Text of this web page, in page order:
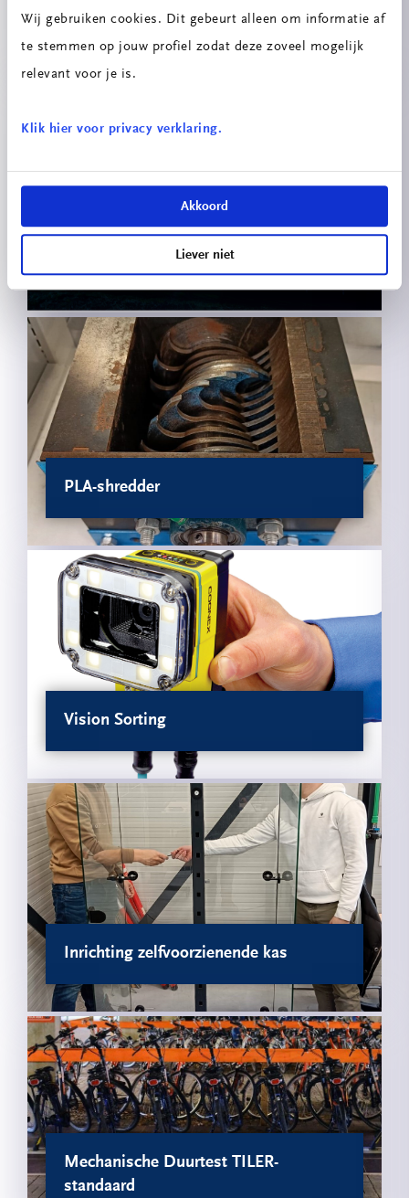
Wij gebruiken cookies. Dit gebeurt alleen om informatie af
te stemmen op jouw profiel zodat deze zoveel mogelijk
relevant voor je is.
Klik hier voor privacy verklaring.
Akkoord
Liever niet
0-serie licht-concept HHS
Geautomatiseerde filtercleaning
PLA-shredder
Vision Sorting
Inrichting zelfvoorzienende kas
Mechanische Duurtest TILER-
standaard